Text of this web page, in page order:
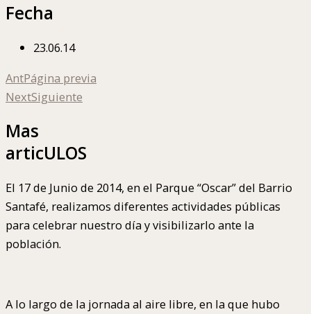
Fecha
23.06.14
AntPágina previa
NextSiguiente
Mas
articULOS
El 17 de Junio de 2014, en el Parque “Oscar” del Barrio
Santafé, realizamos diferentes actividades públicas
para celebrar nuestro día y visibilizarlo ante la
población.
A lo largo de la jornada al aire libre, en la que hubo